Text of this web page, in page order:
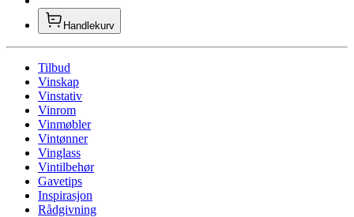
Handlekurv
Tilbud
Vinskap
Vinstativ
Vinrom
Vinmøbler
Vintønner
Vinglass
Vintilbehør
Gavetips
Inspirasjon
Rådgivning